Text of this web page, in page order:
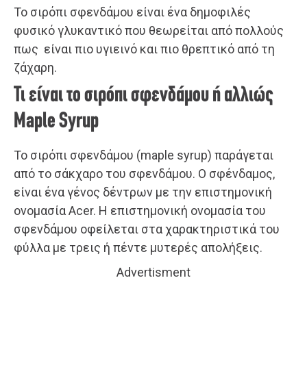
Το σιρόπι σφενδάμου είναι ένα δημοφιλές
φυσικό γλυκαντικό που θεωρείται από πολλούς
πως είναι πιο υγιεινό και πιο θρεπτικό από τη
ζάχαρη.
Τι είναι το σιρόπι σφενδάμου ή αλλιώς
Maple Syrup
Το σιρόπι σφενδάμου (maple syrup) παράγεται
από το σάκχαρο του σφενδάμου. Ο σφένδαμος,
είναι ένα γένος δέντρων με την επιστημονική
ονομασία Acer. Η επιστημονική ονομασία του
σφενδάμου οφείλεται στα χαρακτηριστικά του
φύλλα με τρεις ή πέντε μυτερές απολήξεις.
Advertisment